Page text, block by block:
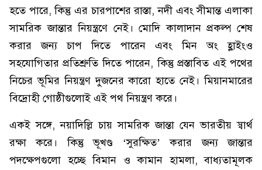
হতে পারে, কিন্তু এর চারপাশের রাস্তা, নদী এবং সীমান্ত এলাকা
সামরিক জান্তার নিয়ন্ত্রণে নেই। মোদি কালাদান প্রকল্প শেষ
করার জন্য চাপ দিতে পারেন এবং মিন অং হ্লাইংও
সহযোগিতার প্রতিশ্রুতি দিতে পারেন, কিন্তু প্রস্তাবিত এই পথের
নিচের ভূমির নিয়ন্ত্রণ দুজনের কারো হাতে নেই। মিয়ানমারের
বিদ্রোহী গোষ্ঠীগুলোই এই পথ নিয়ন্ত্রণ করে।
একই সঙ্গে, নয়াদিল্লি চায় সামরিক জান্তা যেন ভারতীয় স্বার্থ
রক্ষা করে। কিন্তু ভূখণ্ড ‘সুরক্ষিত’ করার জন্য জান্তার
পদক্ষেপগুলো হচ্ছে বিমান ও কামান হামলা, বাধ্যতামূলক